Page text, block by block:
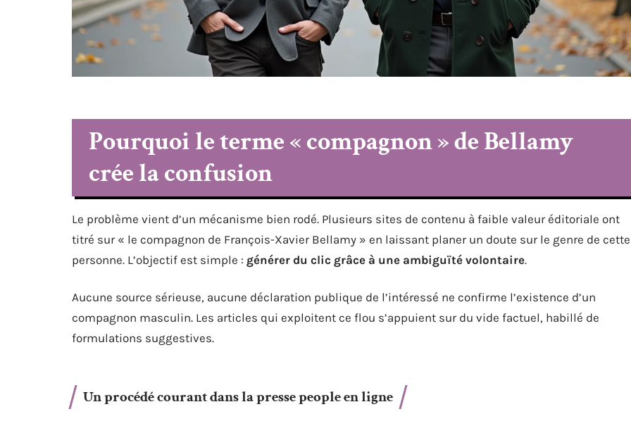
Pourquoi le terme « compagnon » de Bellamy
crée la confusion
Le problème vient d’un mécanisme bien rodé. Plusieurs sites de contenu à faible valeur éditoriale ont
titré sur « le compagnon de François-Xavier Bellamy » en laissant planer un doute sur le genre de cette
personne. L’objectif est simple : générer du clic grâce à une ambiguïté volontaire.
Aucune source sérieuse, aucune déclaration publique de l’intéressé ne confirme l’existence d’un
compagnon masculin. Les articles qui exploitent ce flou s’appuient sur du vide factuel, habillé de
formulations suggestives.
Un procédé courant dans la presse people en ligne